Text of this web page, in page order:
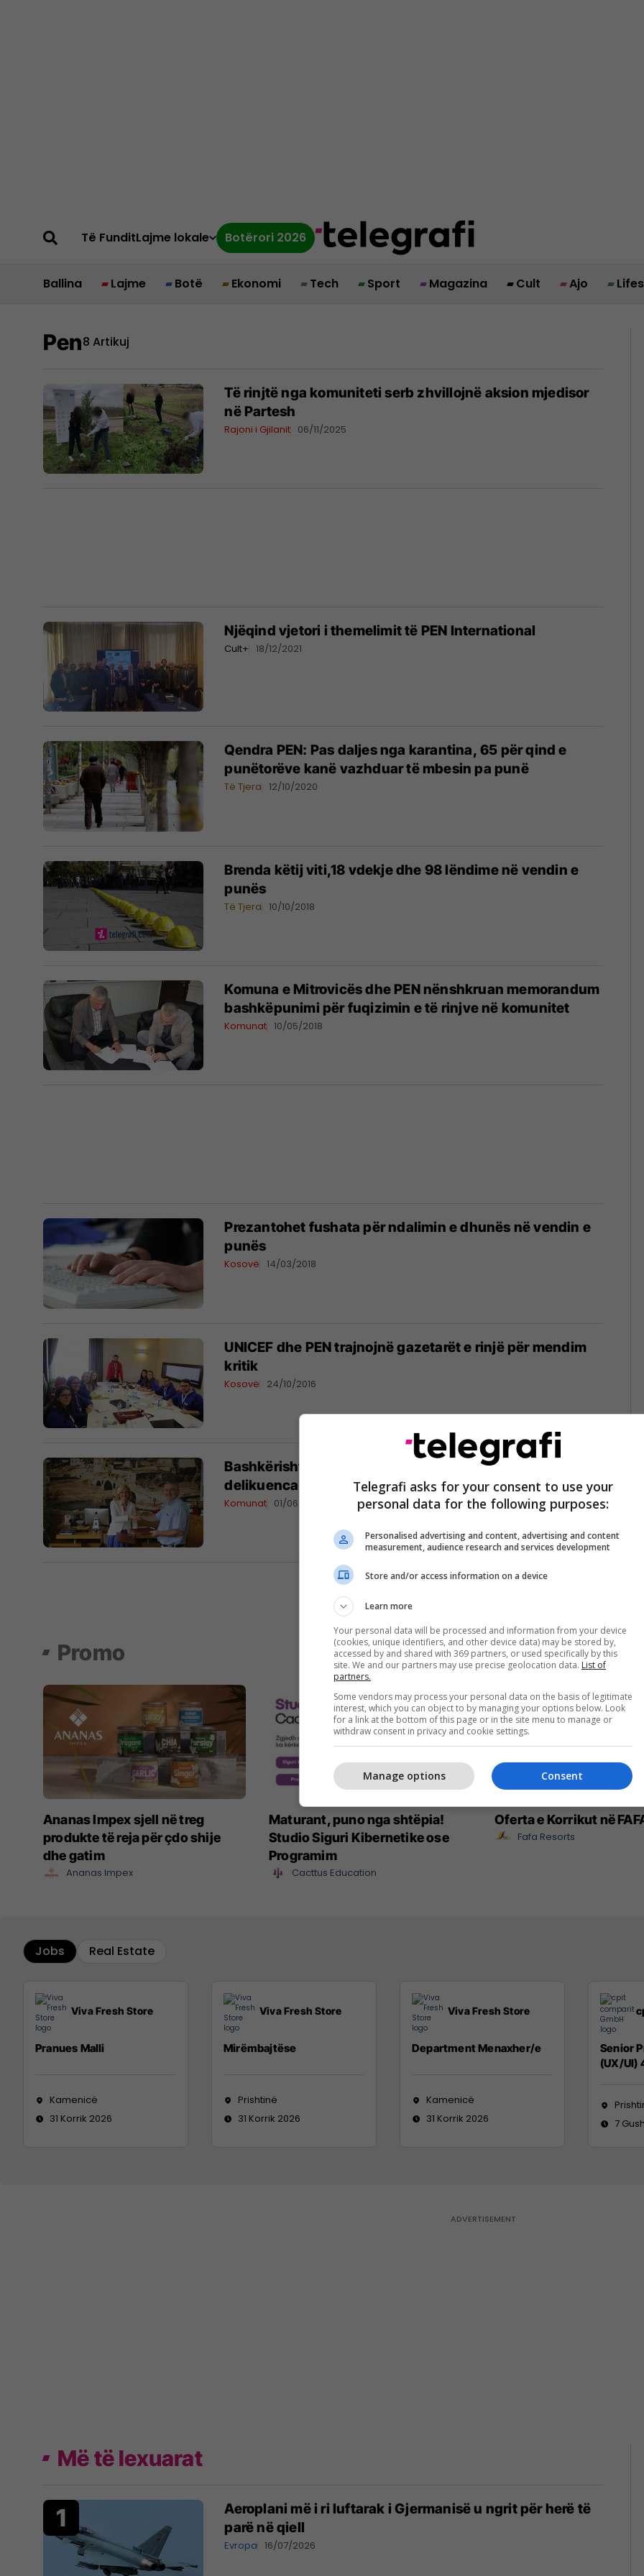
Të FunditLajme lokale Botërori 2026
Ballina Lajme Botë Ekonomi Tech Sport Magazina Cult Ajo
Pen8 Artikuj
Të rinjtë nga komuniteti serb zhvillojnë aksion mjedisor
në Partesh
Rajoni i Gjilanit 06/11/2025
Njëqind vjetori i themelimit të PEN International
Cult+ 18/12/2021
Qendra PEN: Pas daljes nga karantina, 65 për qind e
punëtorëve kanë vazhduar të mbesin pa punë
Të Tjera 12/10/2020
Brenda këtij viti,18 vdekje dhe 98 lëndime në vendin e
punës
Të Tjera 10/10/2018
Komuna e Mitrovicës dhe PEN nënshkruan memorandum
bashkëpunimi për fuqizimin e të rinjve në komunitet
Komunat 10/05/2018
Prezantohet fushata për ndalimin e dhunës në vendin e
punës
Kosovë 14/03/2018
UNICEF dhe PEN trajnojnë gazetarët e rinjë për mendim
kritik
Kosovë 24/10/2016
Bashkërisht për mbrojtjen e fëmijëve nga devijimi dhe
delikuenca
Komunat 01/06/2016
Promo
Ananas Impex sjell në treg
produkte të reja për çdo shije
dhe gatim
Ananas Impex
Maturant, puno nga shtëpia!
Studio Siguri Kibernetike ose
Programim
Cacttus Education
Oferta e Korrikut në
Fafa Resorts
Jobs Real Estate
Viva Fresh Store
Pranues Malli
Kamenicë
31 Korrik 2026
Viva Fresh Store
Mirëmbajtëse
Prishtinë
31 Korrik 2026
Viva Fresh Store
Department Menaxher/e
Kamenicë
31 Korrik 2026
Senior
(UX/UI)
7
Më të lexuarat
Aeroplani më i ri luftarak i Gjermanisë u ngrit për herë të
parë në qiell
Evropa 16/07/2026
Telegrafi asks for your consent to use your
personal data for the following purposes:
Personalised advertising and content, advertising and content
measurement, audience research and services development
Store and/or access information on a device
Learn more
Your personal data will be processed and information from your device
(cookies, unique identifiers, and other device data) may be stored by,
accessed by and shared with 369 partners, or used specifically by this
site. We and our partners may use precise geolocation data. List of
partners.
Some vendors may process your personal data on the basis of legitimate
interest, which you can object to by managing your options below. Look
for a link at the bottom of this page or in the site menu to manage or
withdraw consent in privacy and cookie settings.
Consent
Manage options